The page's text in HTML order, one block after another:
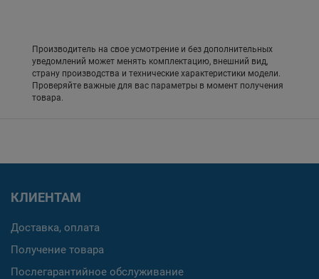
Производитель на свое усмотрение и без дополнительных
уведомлений может менять комплектацию, внешний вид,
страну производства и технические характеристики модели.
Проверяйте важные для вас параметры в момент получения
товара.
КЛИЕНТАМ
Доставка, оплата
Получение товара
Послегарантийное обслуживание